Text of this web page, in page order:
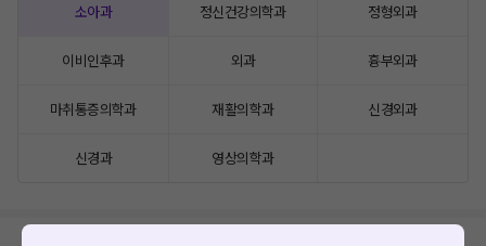
소아과 정신건강의학과 정형외과
이비인후과 외과 흉부외과
마취통증의학과 재활의학과 신경외과
신경과 영상의학과